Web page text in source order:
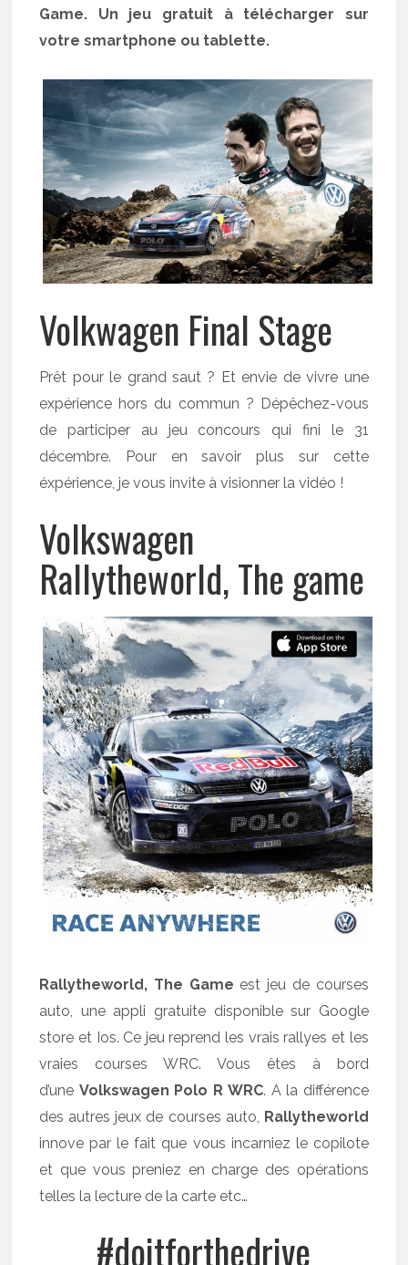
Game. Un jeu gratuit à télécharger sur
votre smartphone ou tablette.
Volkwagen Final Stage
Prêt pour le grand saut ? Et envie de vivre une
expérience hors du commun ? Dépêchez-vous
de participer au jeu concours qui fini le 31
décembre. Pour en savoir plus sur cette
éxpérience, je vous invite à visionner la vidéo !
Volkswagen
Rallytheworld, The game
Rallytheworld, The Game est jeu de courses
auto, une appli gratuite disponible sur Google
store et Ios. Ce jeu reprend les vrais rallyes et les
vraies courses WRC. Vous êtes à bord
d’une Volkswagen Polo R WRC. A la différence
des autres jeux de courses auto, Rallytheworld
innove par le fait que vous incarniez le copilote
et que vous preniez en charge des opérations
telles la lecture de la carte etc…
#doitforthedrive